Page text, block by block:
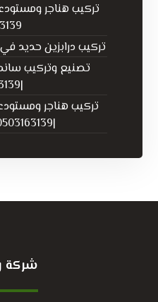
تركيب هناجر
تركيب درابزين حديد في راس
تصنيع وتركيب
|0503163139
تركيب هناجر
|0503163139| هناجر شينكو
شركة